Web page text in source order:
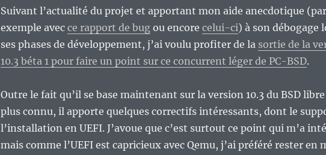
Suivant l’actualité du projet et apportant mon aide anecdotique (par
exemple avec ce rapport de bugou encore celui-ci) à son débogage
ses phases de développement, j’ai voulu profiter de la sortie de la
10.3 béta 1 pour faire un point sur ce concurrent léger de PC-BSD.
Outre le fait qu’il se base maintenant sur la version 10.3 du BSD
plus connu, il apporte quelques correctifs intéressants, dont le
l’installation en UEFI. J’avoue que c’est surtout ce point qui m’a
mais comme l’UEFI est capricieux avec Qemu, j’ai préféré rester en